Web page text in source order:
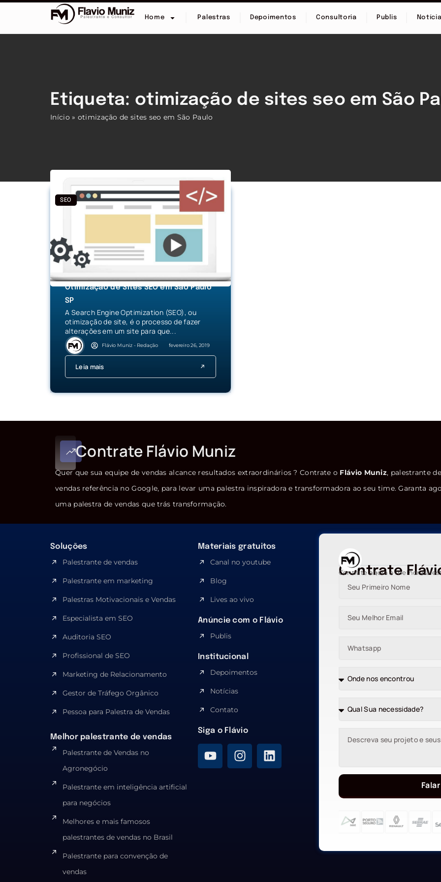
Home Palestras Depoimentos Consultoria Publis
Etiqueta: otimização de sites seo em São
Início » otimização de sites seo em São Paulo
SEO
Otimização de Sites SEO em São Paulo
SP
A Search Engine Optimization (SEO), ou
otimização de site, é o processo de fazer
alterações em um site para que...
Flávio Muniz - Redação fevereiro 26, 2019
Leia mais
Contrate Flávio Muniz
Quer que sua equipe de vendas alcance resultados extraordinários ? Contrate o Flávio Muniz, palestrante de
vendas referência no Google, para levar uma palestra inspiradora e transformadora ao seu time. Garanta
uma palestra de vendas que trás transformação.
Soluções
Palestrante de vendas
Palestrante em marketing
Palestras Motivacionais e Vendas
Especialista em SEO​
Auditoria SEO
Profissional de SEO
Marketing de Relacionamento
Gestor de Tráfego Orgânico
Pessoa para Palestra de Vendas
Melhor palestrante de vendas
Palestrante de Vendas no
Agronegócio
Palestrante em inteligência artificial
para negócios
Melhores e mais famosos
palestrantes de vendas no Brasil
Palestrante para convenção de
vendas
Materiais gratuitos
Canal no youtube
Blog
Lives ao vivo
Anúncie com o Flávio
Publis
Institucional
Depoimentos
Notícias
Contato
Siga o Flávio
Contrate
Contrate agora o melhor